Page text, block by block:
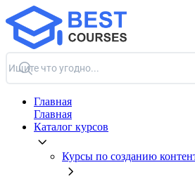
Главная
Главная
Каталог курсов
Курсы по созданию